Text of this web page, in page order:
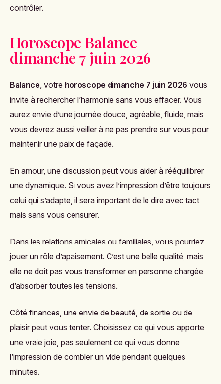
contrôler.
Horoscope Balance
dimanche 7 juin 2026
Balance, votre horoscope dimanche 7 juin 2026 vous
invite à rechercher l’harmonie sans vous effacer. Vous
aurez envie d’une journée douce, agréable, fluide, mais
vous devrez aussi veiller à ne pas prendre sur vous pour
maintenir une paix de façade.
En amour, une discussion peut vous aider à rééquilibrer
une dynamique. Si vous avez l’impression d’être toujours
celui qui s’adapte, il sera important de le dire avec tact
mais sans vous censurer.
Dans les relations amicales ou familiales, vous pourriez
jouer un rôle d’apaisement. C’est une belle qualité, mais
elle ne doit pas vous transformer en personne chargée
d’absorber toutes les tensions.
Côté finances, une envie de beauté, de sortie ou de
plaisir peut vous tenter. Choisissez ce qui vous apporte
une vraie joie, pas seulement ce qui vous donne
l’impression de combler un vide pendant quelques
minutes.